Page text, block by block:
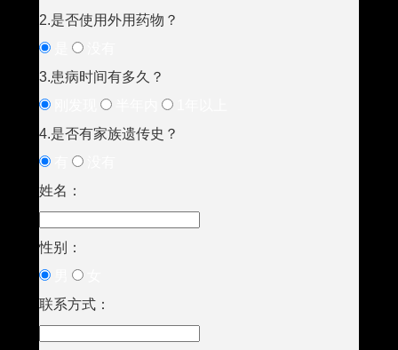
2.是否使用外用药物？
3.患病时间有多久？
4.是否有家族遗传史？
姓名：
性别：
联系方式：